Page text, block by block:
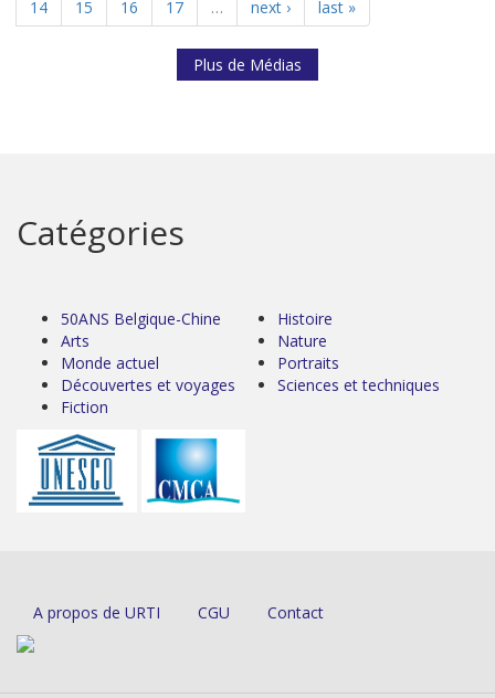
14
15 16 17 … next › last »
Plus de Médias
Catégories
50ANS Belgique-Chine
Arts
Monde actuel
Découvertes et voyages
Fiction
Histoire
Nature
Portraits
Sciences et techniques
A propos de URTI CGU Contact